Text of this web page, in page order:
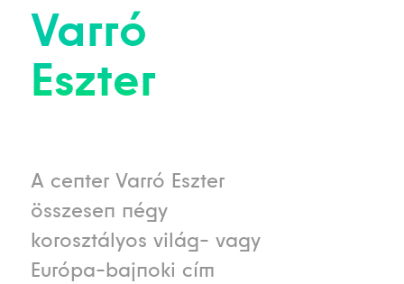
Varró
Eszter
A center Varró Eszter
összesen négy
korosztályos világ- vagy
Európa-bajnoki cím